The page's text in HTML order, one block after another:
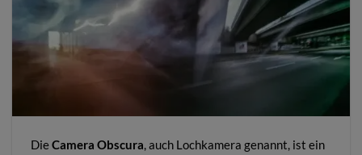
DieCamera Obscura, auch Lochkamera genannt, ist ein